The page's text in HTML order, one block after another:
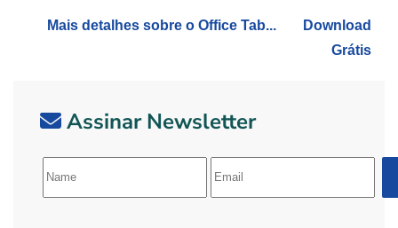
Mais detalhes sobre o Office Tab...
Download
Grátis
Assinar Newsletter